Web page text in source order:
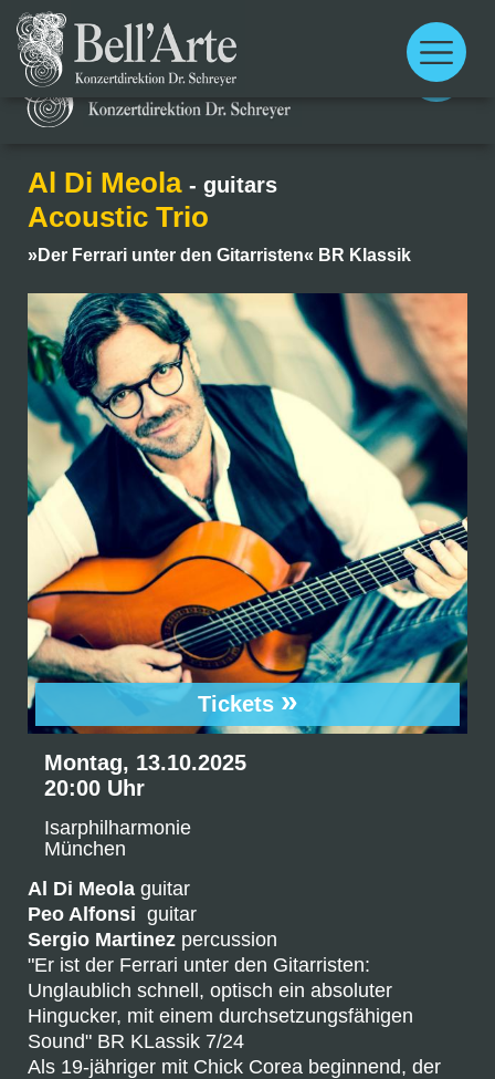
Main
menu
Main
menu
Al Di Meola - guitars
Acoustic Trio
»Der Ferrari unter den Gitarristen« BR Klassik
Tickets »
Montag, 13.10.2025
20:00 Uhr
Isarphilharmonie
München
Al Di Meola guitar
Peo Alfonsi guitar
Sergio Martinez percussion
"Er ist der Ferrari unter den Gitarristen:
Unglaublich schnell, optisch ein absoluter
Hingucker, mit einem durchsetzungsfähigen
Sound" BR KLassik 7/24
Als 19-jähriger mit Chick Corea beginnend, der